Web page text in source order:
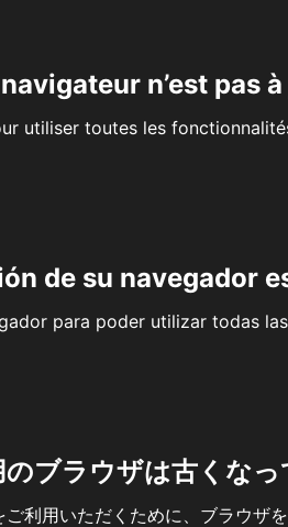
n’est pas
utiliser toutes les
de su navegador
para poder utilizar todas
ブラウザは古くな
利用いただくために、ブラウザ